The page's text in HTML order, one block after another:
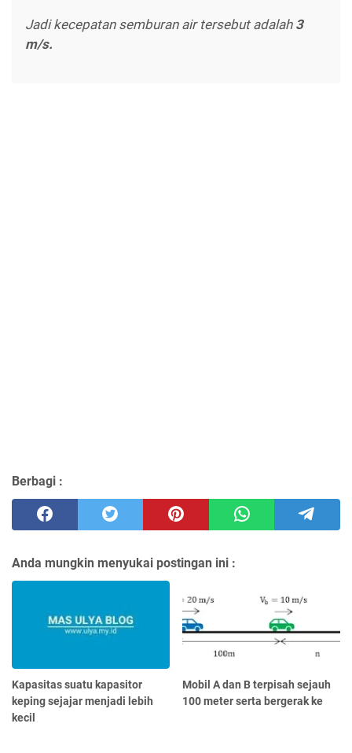
Jadi kecepatan semburan air tersebut adalah3
m/s.
Berbagi :
Anda mungkin menyukai postingan ini :
Kapasitas suatu kapasitor
keping sejajar menjadi lebih
kecil
Mobil A dan B terpisah sejauh
100 meter serta bergerak ke